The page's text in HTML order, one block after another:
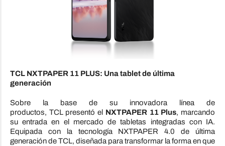
TCLNXTPAPER 11 PLUS: Una tablet de última
generación
Sobre la base de su innovadora línea de
productos, TCLpresentó el NXTPAPER 11 Plus, marcando
su entrada en el mercado de tabletas integradas con IA.
Equipada con la tecnología NXTPAPER 4.0 de última
generación deTCL, diseñada para transformar la forma en que